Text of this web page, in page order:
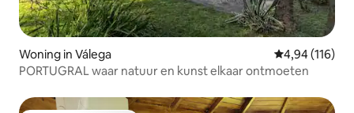
Woning in Válega Gemiddelde
4,94 (116)
PORTUGRAL waar natuur en kunst elkaar ontmoeten